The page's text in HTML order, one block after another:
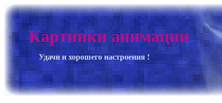
Картинки анимации
Удачи и хорошего настроения !